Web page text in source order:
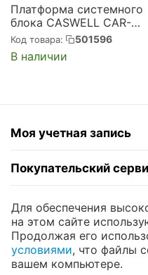
Платформа системного
блока CASWELL CAR-
2090 1U Rackmount
Network Appliance with
Single Intel Comet Lake
Код товара: 501596
В наличии
Моя учетная запись
Покупательский
Контакты
© 2004 - 2026
премиум темы —© AB:
Для обеспечения
на этом сайте
Продолжая его
условиями, что файлы
вашем компьютере.